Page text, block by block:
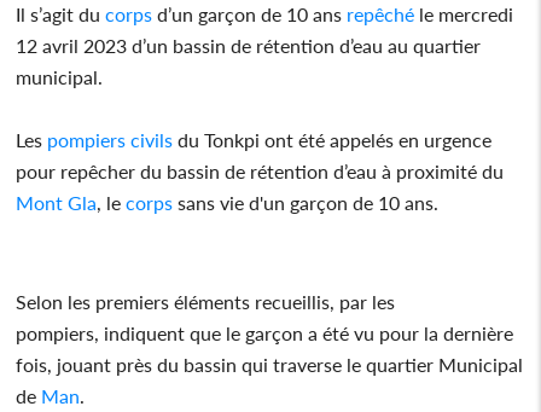
Il s’agit ducorps d’un garçon de 10 ans repêché le mercredi
12 avril 2023 d’un bassin de rétention d’eau au quartier
municipal.
Les pompiers civils du Tonkpi ont été appelés en urgence
pour repêcher du bassin de rétention d’eau à proximité du
Mont Gla , lecorps sans vie d'un garçon de 10 ans.
Selon les premiers éléments recueillis, par les
pompiers, indiquent que le garçon a été vu pour la dernière
fois, jouant près du bassin qui traverse le quartier Municipal
de Man